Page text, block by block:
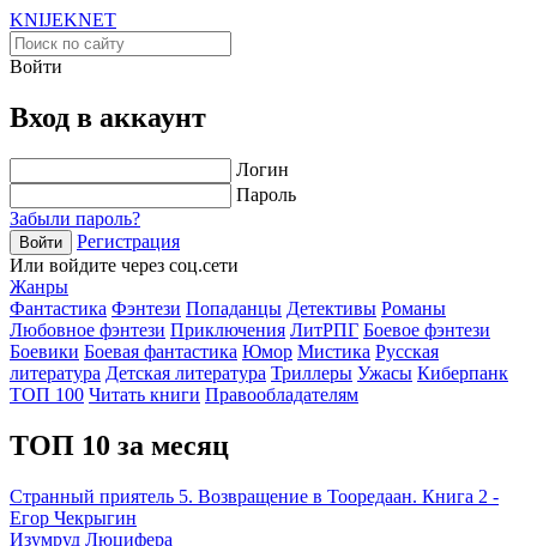
KNIJEKNET
Войти
Вход в аккаунт
Логин
Пароль
Забыли пароль?
Войти
Регистрация
Или войдите через соц.сети
Жанры
Фантастика Фэнтези Попаданцы Детективы Романы
Любовное фэнтези Приключения ЛитРПГ Боевое фэнтези
Боевики Боевая фантастика Юмор Мистика Русская
литература Детская литература Триллеры Ужасы Киберпанк
ТОП 100 Читать книги Правообладателям
ТОП 10 за месяц
Странный приятель 5. Возвращение в Тооредаан. Книга 2 -
Егор Чекрыгин
Изумруд Люцифера